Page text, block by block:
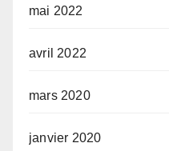
mai 2022
avril 2022
mars 2020
janvier 2020